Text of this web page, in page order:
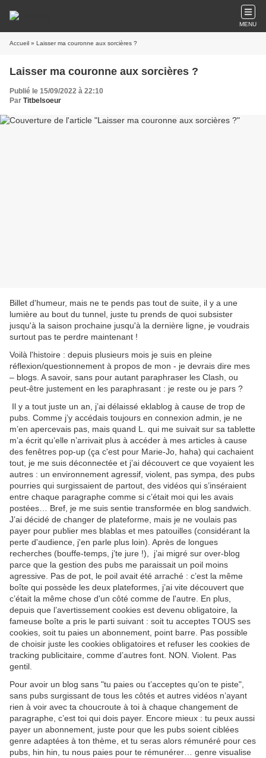
MENU
Accueil » Laisser ma couronne aux sorcières ?
Laisser ma couronne aux sorcières ?
Publié le 15/09/2022 à 22:10
Par Titbelsoeur
Billet d'humeur, mais ne te pends pas tout de suite, il y a une
lumière au bout du tunnel, juste tu prends de quoi subsister
jusqu'à la saison prochaine jusqu'à la dernière ligne, je voudrais
surtout pas te perdre maintenant !
Voilà l'histoire : depuis plusieurs mois je suis en pleine
réflexion/questionnement à propos de mon - je devrais dire mes
– blogs. A savoir, sans pour autant paraphraser les Clash, ou
peut-être justement en les paraphrasant : je reste ou je pars ?
Il y a tout juste un an, j’ai délaissé eklablog à cause de trop de
pubs. Comme j’y accédais toujours en connexion admin, je ne
m’en apercevais pas, mais quand L. qui me suivait sur sa tablette
m’a écrit qu’elle n’arrivait plus à accéder à mes articles à cause
des fenêtres pop-up (ça c'est pour Marie-Jo, haha) qui cachaient
tout, je me suis déconnectée et j’ai découvert ce que voyaient les
autres : un environnement agressif, violent, pas sympa, des pubs
pourries qui surgissaient de partout, des vidéos qui s’inséraient
entre chaque paragraphe comme si c’était moi qui les avais
postées… Bref, je me suis sentie transformée en blog sandwich.
J’ai décidé de changer de plateforme, mais je ne voulais pas
payer pour publier mes blablas et mes patouilles (considérant la
perte d'audience, j'en parle plus loin). Après de longues
recherches (bouffe-temps, j’te jure !), j’ai migré sur over-blog
parce que la gestion des pubs me paraissait un poil moins
agressive. Pas de pot, le poil avait été arraché : c’est la même
boîte qui possède les deux plateformes, j’ai vite découvert que
c’était la même chose d'un côté comme de l'autre. En plus,
depuis que l’avertissement cookies est devenu obligatoire, la
fameuse boîte a pris le parti suivant : soit tu acceptes TOUS ses
cookies, soit tu paies un abonnement, point barre. Pas possible
de choisir juste les cookies obligatoires et refuser les cookies de
tracking publicitaire, comme d’autres font. NON. Violent. Pas
gentil.
Pour avoir un blog sans "tu paies ou t’acceptes qu’on te piste",
sans pubs surgissant de tous les côtés et autres vidéos n’ayant
rien à voir avec ta choucroute à toi à chaque changement de
paragraphe, c’est toi qui dois payer. Encore mieux : tu peux aussi
payer un abonnement, juste pour que les pubs soient ciblées
genre adaptées à ton thème, et tu seras alors rémunéré pour ces
pubs, hin hin, tu nous paies pour te rémunérer… genre visualise